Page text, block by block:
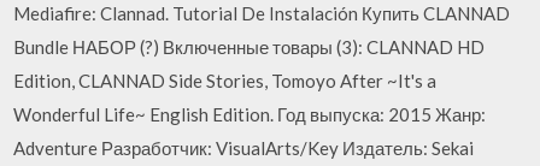
Mediafire: Clannad. Tutorial De Instalación Купить CLANNAD
Bundle НАБОР (?) Включенные товары (3): CLANNAD HD
Edition, CLANNAD Side Stories, Tomoyo After ~It's a
Wonderful Life~ English Edition. Год выпуска: 2015 Жанр:
Adventure Разработчик: VisualArts/Key Издатель: Sekai